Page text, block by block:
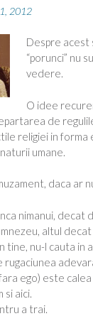
2012
Despre acest
“porunci” nu
vedere.
O idee
de
religiei in forma
umane.
daca ar
nimanui, decat
altul decat
tine, nu-l cauta in
ego) este
aici.
a trai.